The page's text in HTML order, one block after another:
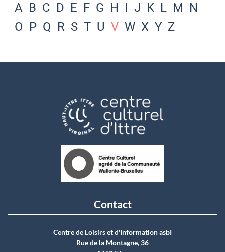
A B C D E F G H I J K L M N
O P Q R S T U V W X Y Z
Contact
Centre de Loisirs et d'Information asbI
Rue de la Montagne, 36